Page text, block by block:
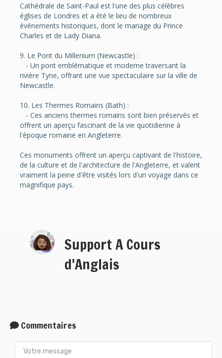
Cathédrale de Saint-Paul est l'une des plus célèbres
églises de Londres et a été le lieu de nombreux
événements historiques, dont le mariage du Prince
Charles et de Lady Diana.
9. Le Pont du Millenium (Newcastle) :
- Un pont emblématique et moderne traversant la
rivière Tyne, offrant une vue spectaculaire sur la ville de
Newcastle.
10. Les Thermes Romains (Bath) :
- Ces anciens thermes romains sont bien préservés et
offrent un aperçu fascinant de la vie quotidienne à
l'époque romaine en Angleterre.
Ces monuments offrent un aperçu captivant de l'histoire,
de la culture et de l'architecture de l'Angleterre, et valent
vraiment la peine d'être visités lors d'un voyage dans ce
magnifique pays.
Support A Cours
d'Anglais
Commentaires